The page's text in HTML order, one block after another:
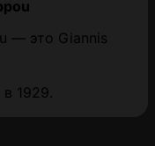
— это Giannis
1929.